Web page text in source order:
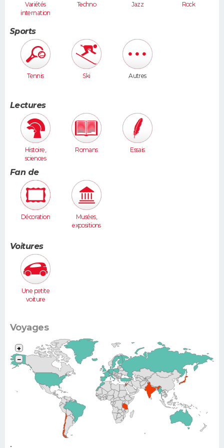
Variétés
internation
Techno Jazz Rock
Sports
Tennis Ski Autres
Lectures
Histoire,
sciences
humaines
Romans Essais
Fan de
Décoration
Musées,
expositions
Voitures
Une petite
voiture
Voyages
•
+
−